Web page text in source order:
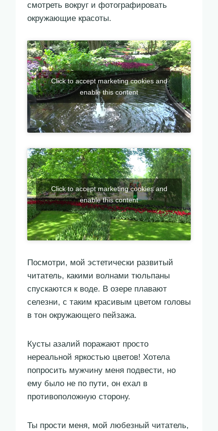
смотреть вокруг и фотографировать
окружающие красоты.
Click to accept marketing cookies and
enable this content
Click to accept marketing cookies and
enable this content
Посмотри, мой эстетически развитый
читатель, какими волнами тюльпаны
спускаются к воде. В озере плавают
селезни, с таким красивым цветом головы
в тон окружающего пейзажа.
Кусты азалий поражают просто
нереальной яркостью цветов! Хотела
попросить мужчину меня подвести, но
ему было не по пути, он ехал в
противоположную сторону.
Ты прости меня, мой любезный читатель,